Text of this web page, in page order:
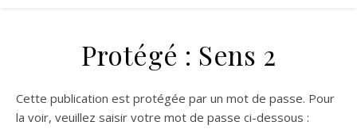
Protégé : Sens 2
Cette publication est protégée par un mot de passe. Pour
la voir, veuillez saisir votre mot de passe ci-dessous :